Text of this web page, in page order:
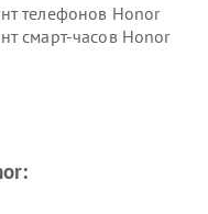
телефонов Honor
смарт-часов Honor